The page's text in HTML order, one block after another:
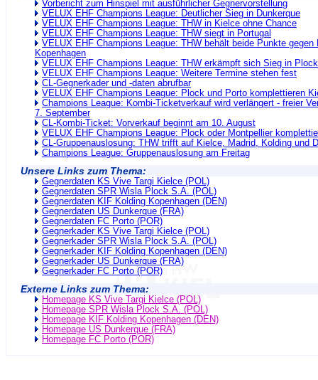
Vorbericht zum Hinspiel mit ausführlicher Gegnervorstellung
VELUX EHF Champions League: Deutlicher Sieg in Dunkerque
VELUX EHF Champions League: THW in Kielce ohne Chance
VELUX EHF Champions League: THW siegt in Portugal
VELUX EHF Champions League: THW behält beide Punkte gegen
Kopenhagen
VELUX EHF Champions League: THW erkämpft sich Sieg in Plock
VELUX EHF Champions League: Weitere Termine stehen fest
CL-Gegnerkader und -daten abrufbar
VELUX EHF Champions League: Plock und Porto komplettieren
Champions League: Kombi-Ticketverkauf wird verlängert - freier
7. September
CL-Kombi-Ticket: Vorverkauf beginnt am 10. August
VELUX EHF Champions League: Plock oder Montpellier
CL-Gruppenauslosung: THW trifft auf Kielce, Madrid, Kolding und
Champions League: Gruppenauslosung am Freitag
Unsere Links zum Thema:
Gegnerdaten KS Vive Targi Kielce (POL)
Gegnerdaten SPR Wisla Plock S.A. (POL)
Gegnerdaten KIF Kolding Kopenhagen (DEN)
Gegnerdaten US Dunkerque (FRA)
Gegnerdaten FC Porto (POR)
Gegnerkader KS Vive Targi Kielce (POL)
Gegnerkader SPR Wisla Plock S.A. (POL)
Gegnerkader KIF Kolding Kopenhagen (DEN)
Gegnerkader US Dunkerque (FRA)
Gegnerkader FC Porto (POR)
Externe Links zum Thema:
Homepage KS Vive Targi Kielce (POL)
Homepage SPR Wisla Plock S.A. (POL)
Homepage KIF Kolding Kopenhagen (DEN)
Homepage US Dunkerque (FRA)
Homepage FC Porto (POR)